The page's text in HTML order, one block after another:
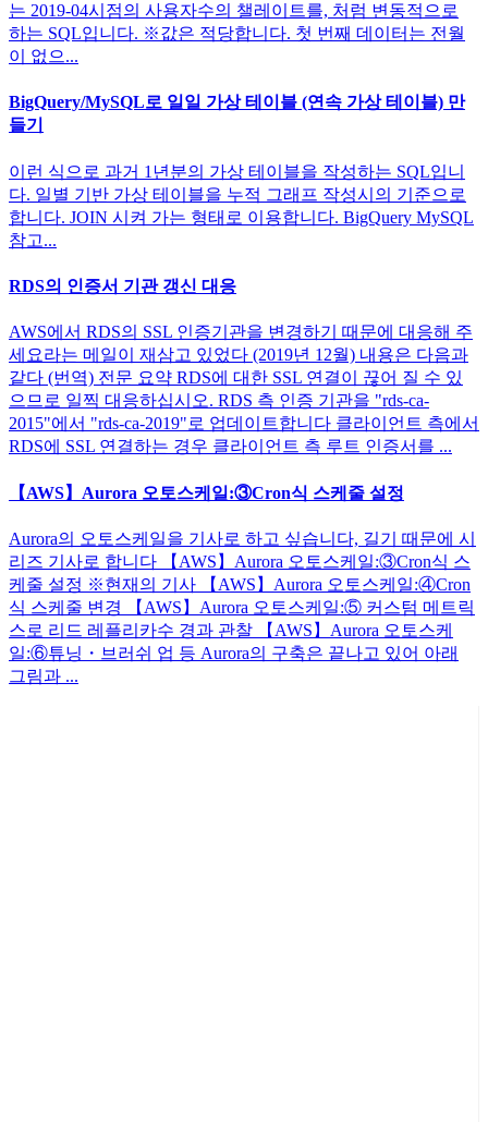
는 2019-04시점의 사용자수의 챌레이트를, 처럼 변동적으로
하는 SQL입니다. ※값은 적당합니다. 첫 번째 데이터는 전월
이 없으...
BigQuery/MySQL로 일일 가상 테이블 (연속 가상 테이블) 만
들기
이런 식으로 과거 1년분의 가상 테이블을 작성하는 SQL입니
다. 일별 기반 가상 테이블을 누적 그래프 작성시의 기준으로
합니다. JOIN 시켜 가는 형태로 이용합니다. BigQuery MySQL
참고...
RDS의 인증서 기관 갱신 대응
AWS에서 RDS의 SSL 인증기관을 변경하기 때문에 대응해 주
세요라는 메일이 재삼고 있었다 (2019년 12월) 내용은 다음과
같다 (번역) 전문 요약 RDS에 대한 SSL 연결이 끊어 질 수 있
으므로 일찍 대응하십시오. RDS 측 인증 기관을 "rds-ca-
2015"에서 "rds-ca-2019"로 업데이트합니다 클라이언트 측에서
RDS에 SSL 연결하는 경우 클라이언트 측 루트 인증서를 ...
【AWS】Aurora 오토스케일:③Cron식 스케줄 설정
Aurora의 오토스케일을 기사로 하고 싶습니다, 길기 때문에 시
리즈 기사로 합니다 【AWS】Aurora 오토스케일:③Cron식 스
케줄 설정 ※현재의 기사 【AWS】Aurora 오토스케일:④Cron
식 스케줄 변경 【AWS】Aurora 오토스케일:⑤ 커스텀 메트릭
스로 리드 레플리카수 경과 관찰 【AWS】Aurora 오토스케
일:⑥튜닝・브러쉬 업 등 Aurora의 구축은 끝나고 있어 아래
그림과 ...